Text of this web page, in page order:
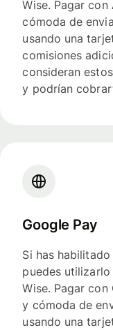
Wise. Pagar
cómoda de
usando una
comisiones
consideran
y podrían
Google Pay
Si has habilitado
puedes
Wise. Pagar
y cómoda de
usando una